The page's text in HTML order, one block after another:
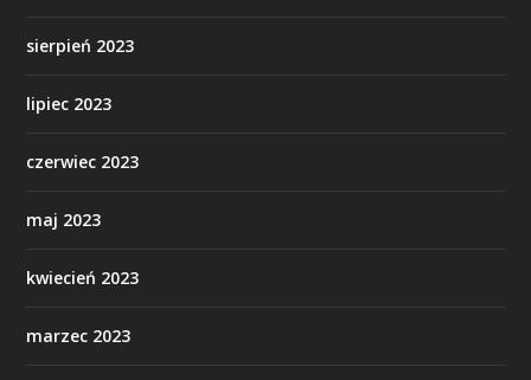
sierpień 2023
lipiec 2023
czerwiec 2023
maj 2023
kwiecień 2023
marzec 2023